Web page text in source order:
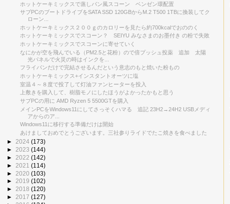
ホットケーキミックスで蒸しパン風スコーン ベンゼン環配置
サブPCのブートドライブをSATA SSD 120GBからM.2 T500 1TBに換装してク
ローン...
ホットケーキミックス２００ｇのカロリーを見たら約700kcalでおののく
ホットケーキミックスでスコーン？ SEIYU みなさまのお墨付き の粉で失敗
ホットケーキミックスでスコーンに寄せていく
なにかが空を飛んでいる（PM2.5と花粉）ので倍プッシュ投薬 追加 太陽
光パネルで火災の時はインクを...
フライパンだけで完結させるんだという意志のもと焼いた粉もの
ホットケーキミックス+インスタントオーツに塩
室温４～８度で投了して灯油ファンヒーターを投入
上敷きを購入して、樹脂モノにしたほうがよかったかもと思う
サブPCの用に AMD Ryzen 5 5500GTを購入
メインPCをWindows11にしてさっそくハマる 追記 23H2→24H2 USBメディ
アからのア...
Windows11に移行する準備だけは開始
あけましておめでとうございます。三社参りライドでたこ焼きを食べました
► 2024 (173)
► 2023 (144)
► 2022 (142)
► 2021 (114)
► 2020 (103)
► 2019 (102)
► 2018 (120)
► 2017 (127)